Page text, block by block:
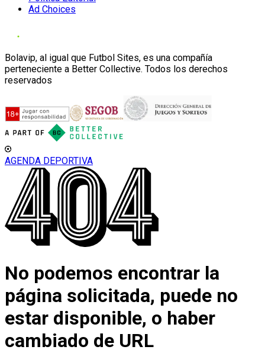
Ad Choices
Bolavip, al igual que Futbol Sites, es una compañía
perteneciente a Better Collective. Todos los derechos
reservados
AGENDA DEPORTIVA
No podemos encontrar la
página solicitada, puede no
estar disponible, o haber
cambiado de URL